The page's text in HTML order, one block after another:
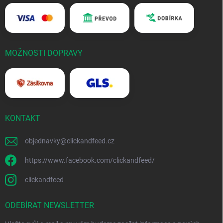
MOŽNOSTI DOPRAVY
KONTAKT
objednavky@clickandfeed.cz
https://www.facebook.com/clickandfeed/
clickandfeed
ODEBÍRAT NEWSLETTER